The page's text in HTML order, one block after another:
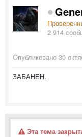
2 914
Опубликовано 30
ЗАБАНЕН.
Эта тема